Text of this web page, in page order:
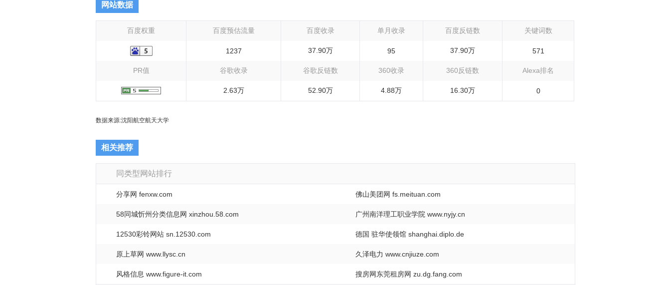
网站数据
百度权重 百度预估流量 百度收录 单月收录 百度反链数 关键词数
1237 37.90万 95 37.90万 571
PR值 谷歌收录 谷歌反链数 360收录 360反链数 Alexa排名
2.63万 52.90万 4.88万 16.30万 0
数据来源:沈阳航空航天大学
相关推荐
同类型网站排行
分享网 fenxw.com 佛山美团网 fs.meituan.com
58同城忻州分类信息网 xinzhou.58.com 广州南洋理工职业学院 www.nyjy.cn
12530彩铃网站 sn.12530.com 德国 驻华使领馆 shanghai.diplo.de
原上草网 www.llysc.cn 久泽电力 www.cnjiuze.com
风格信息 www.figure-it.com 搜房网东莞租房网 zu.dg.fang.com